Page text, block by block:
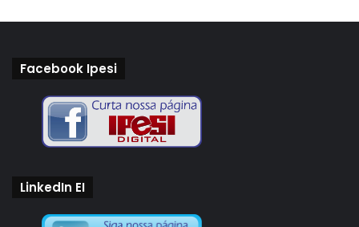
Facebook Ipesi
LinkedIn EI